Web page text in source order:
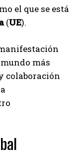
el que se está
(UE).
más
colaboración